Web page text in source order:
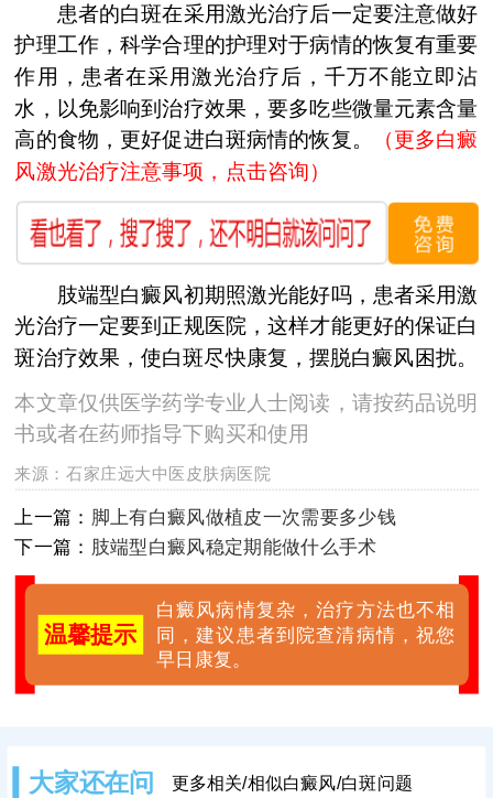
患者的白斑在采用激光治疗后一定要注意做好
护理工作，科学合理的护理对于病情的恢复有重要
作用，患者在采用激光治疗后，千万不能立即沾
水，以免影响到治疗效果，要多吃些微量元素含量
高的食物，更好促进白斑病情的恢复。
（更多白癜
风激光治疗注意事项，点击咨询）
肢端型白癜风初期照激光能好吗，患者采用激
光治疗一定要到正规医院，这样才能更好的保证白
斑治疗效果，使白斑尽快康复，摆脱白癜风困扰。
本文章仅供医学药学专业人士阅读，请按药品说明
书或者在药师指导下购买和使用
来源：石家庄远大中医皮肤病医院
上一篇： 脚上有白癜风做植皮一次需要多少钱
下一篇： 肢端型白癜风稳定期能做什么手术
温馨提示
白癜风病情复杂，治疗方法也不相
同，建议患者到院查清病情，祝您
早日康复。
大家还在问 更多相关/相似白癜风/白斑问题